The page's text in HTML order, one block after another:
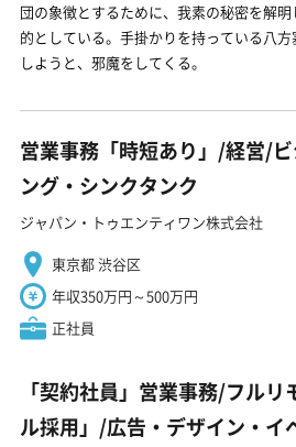
団の象徴とするために、我素の秘密を解
的としている。手掛かりを持っている八
しようと、邪魔をしてくる。
営業事務「時短あり」/経営/
ング・シンクタンク
ジャパン・トゥエンティワン株式会社
東京都 渋谷区
年収350万円～500万円
正社員
「契約社員」営業事務/フル
ル採用」/広告・デザイン・イ